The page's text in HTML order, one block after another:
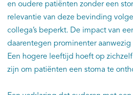
en oudere patiënten zonder een
relevantie van deze bevinding
collega’s beperkt. De impact van
daarentegen prominenter
Een hogere leeftijd hoeft op
zijn om patiënten een stoma te